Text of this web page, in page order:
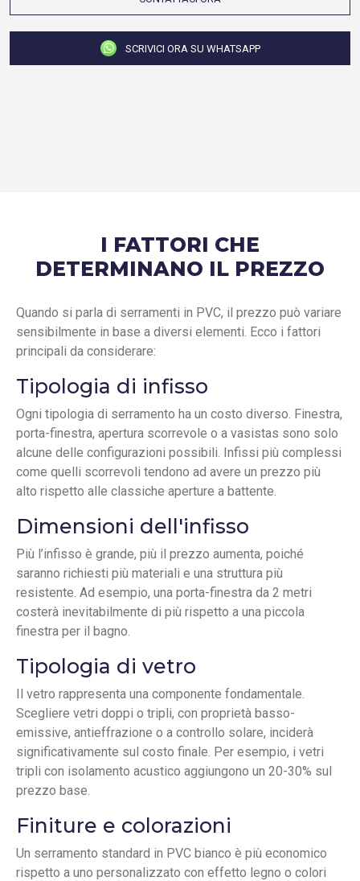
SCRIVICI ORA SU WHATSAPP
I FATTORI CHE
DETERMINANO IL PREZZO
Quando si parla di serramenti in PVC, il prezzo può variare
sensibilmente in base a diversi elementi. Ecco i fattori
principali da considerare:
Tipologia di infisso
Ogni tipologia di serramento ha un costo diverso. Finestra,
porta-finestra, apertura scorrevole o a vasistas sono solo
alcune delle configurazioni possibili. Infissi più complessi
come quelli scorrevoli tendono ad avere un prezzo più
alto rispetto alle classiche aperture a battente.
Dimensioni dell'infisso
Più l’infisso è grande, più il prezzo aumenta, poiché
saranno richiesti più materiali e una struttura più
resistente. Ad esempio, una porta-finestra da 2 metri
costerà inevitabilmente di più rispetto a una piccola
finestra per il bagno.
Tipologia di vetro
Il vetro rappresenta una componente fondamentale.
Scegliere vetri doppi o tripli, con proprietà basso-
emissive, antieffrazione o a controllo solare, inciderà
significativamente sul costo finale. Per esempio, i vetri
tripli con isolamento acustico aggiungono un 20-30% sul
prezzo base.
Finiture e colorazioni
Un serramento standard in PVC bianco è più economico
rispetto a uno personalizzato con effetto legno o colori